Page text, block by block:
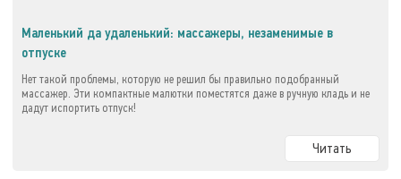
Маленький да удаленький: массажеры, незаменимые в
отпуске
Нет такой проблемы, которую не решил бы правильно подобранный
массажер. Эти компактные малютки поместятся даже в ручную кладь и не
дадут испортить отпуск!
Читать